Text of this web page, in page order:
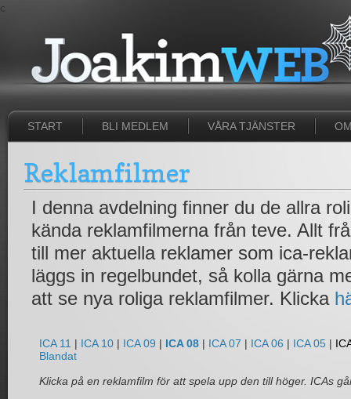
c
START BLI MEDLEM VÅRA TJÄNSTER
Reklamfilmer
I denna avdelning finner du de allra
kända reklamfilmerna från teve. Allt
till mer aktuella reklamer som ica-
läggs in regelbundet, så kolla gärna
att se nya roliga reklamfilmer. Klicka
ICA 11 | ICA 10 | ICA 09 | ICA 08 | ICA 07 | ICA 06 | ICA 05 |
Blandat
Klicka på en reklamfilm för att spela upp den till höger. ICAs